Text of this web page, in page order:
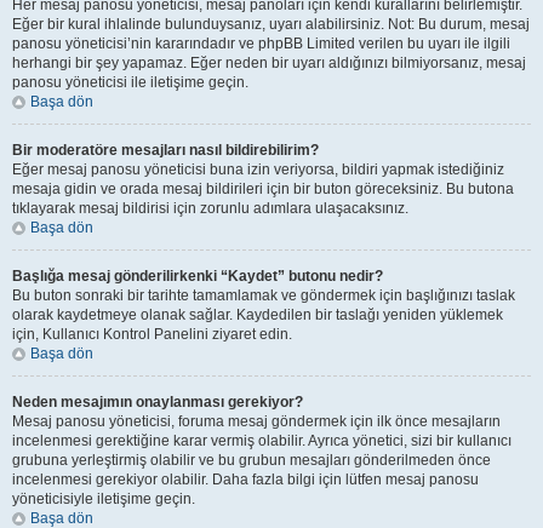
Her mesaj panosu yöneticisi, mesaj panoları için kendi kurallarını belirlemiştir.
Eğer bir kural ihlalinde bulunduysanız, uyarı alabilirsiniz. Not: Bu durum, mesaj
panosu yöneticisi’nin kararındadır ve phpBB Limited verilen bu uyarı ile ilgili
herhangi bir şey yapamaz. Eğer neden bir uyarı aldığınızı bilmiyorsanız, mesaj
panosu yöneticisi ile iletişime geçin.
Başa dön
Bir moderatöre mesajları nasıl bildirebilirim?
Eğer mesaj panosu yöneticisi buna izin veriyorsa, bildiri yapmak istediğiniz
mesaja gidin ve orada mesaj bildirileri için bir buton göreceksiniz. Bu butona
tıklayarak mesaj bildirisi için zorunlu adımlara ulaşacaksınız.
Başa dön
Başlığa mesaj gönderilirkenki “Kaydet” butonu nedir?
Bu buton sonraki bir tarihte tamamlamak ve göndermek için başlığınızı taslak
olarak kaydetmeye olanak sağlar. Kaydedilen bir taslağı yeniden yüklemek
için, Kullanıcı Kontrol Panelini ziyaret edin.
Başa dön
Neden mesajımın onaylanması gerekiyor?
Mesaj panosu yöneticisi, foruma mesaj göndermek için ilk önce mesajların
incelenmesi gerektiğine karar vermiş olabilir. Ayrıca yönetici, sizi bir kullanıcı
grubuna yerleştirmiş olabilir ve bu grubun mesajları gönderilmeden önce
incelenmesi gerekiyor olabilir. Daha fazla bilgi için lütfen mesaj panosu
yöneticisiyle iletişime geçin.
Başa dön